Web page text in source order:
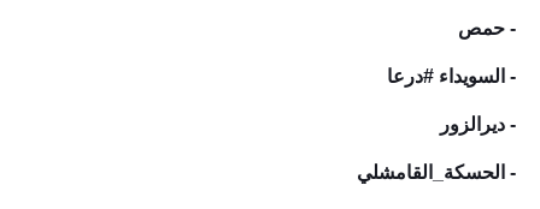
- حمص
- السويداء #درعا
- ديرالزور
- الحسكة_القامشلي